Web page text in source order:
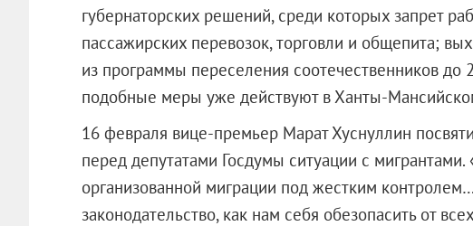
губернаторских решений, среди которых запрет
пассажирских перевозок, торговли и общепита;
из программы переселения соотечественников до
подобные меры уже действуют в Ханты-
16 февраля вице-премьер Марат Хуснуллин
перед депутатами Госдумы ситуации с
организованной миграции под жестким
законодательство, как нам себя обезопасить от